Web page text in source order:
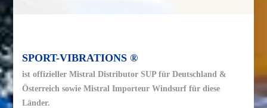
SPORT-VIBRATIONS ®
ist offizieller Mistral Distributor SUP für Deutschland &
Österreich sowie Mistral Importeur Windsurf für diese
Länder.